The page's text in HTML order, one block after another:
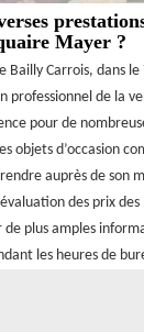
Mayer ?
Bailly Carrois, dans
de la
pour de
objets d’occasion
auprès de son
des prix des
de plus amples
les heures de